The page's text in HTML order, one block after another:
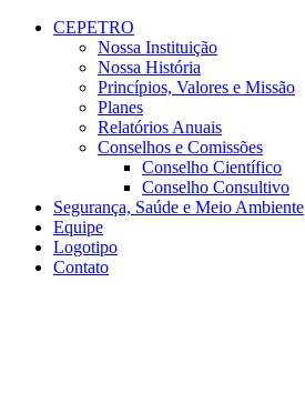
Conteúdo principal
CEPETRO
Nossa Instituição
Nossa História
Princípios, Valores e Missão
Planes
Relatórios Anuais
Conselhos e Comissões
Conselho Científico
Conselho Consultivo
Segurança, Saúde e Meio Ambiente
Equipe
Logotipo
Contato